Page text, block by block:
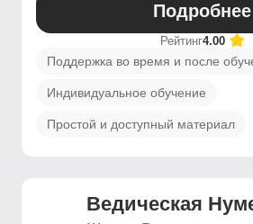
Подробнее
Рейтинг4.00
Поддержка во время и после
Индивидуальное обучение
Простой и доступный материал
Ведическая